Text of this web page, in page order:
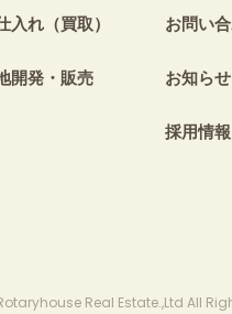
入れ（買取）
開発・販売
お問い
お知らせ
採用情報
Real Estate.,Ltd All